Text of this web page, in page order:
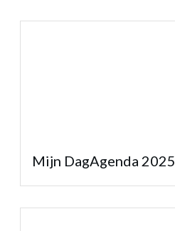
Mijn DagAgenda 2025